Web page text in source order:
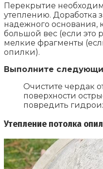
Перекрытие
утеплению. Доработка
надежного основания,
большой вес (если это
мелкие фрагменты
опилки).
Выполните
Очистите чердак
поверхности
повредить
Утепление потолка